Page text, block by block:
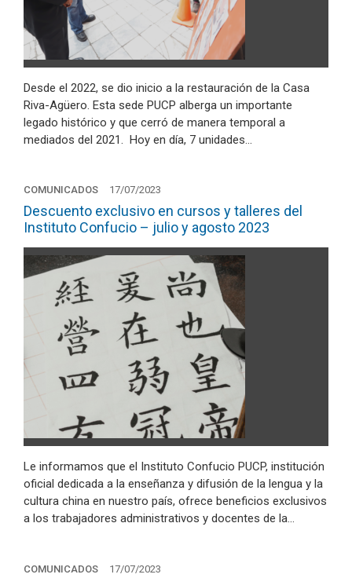
Desde el 2022, se dio inicio a la restauración de la Casa
Riva-Agüero. Esta sede PUCP alberga un importante
legado histórico y que cerró de manera temporal a
mediados del 2021. Hoy en día, 7 unidades…
COMUNICADOS 17/07/2023
Descuento exclusivo en cursos y talleres del
Instituto Confucio – julio y agosto 2023
Le informamos que el Instituto Confucio PUCP, institución
oficial dedicada a la enseñanza y difusión de la lengua y la
cultura china en nuestro país, ofrece beneficios exclusivos
a los trabajadores administrativos y docentes de la…
COMUNICADOS 17/07/2023